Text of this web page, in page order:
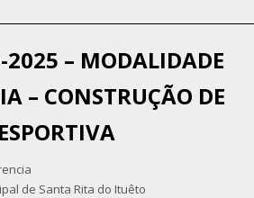
2025 – MODALIDADE
– CONSTRUÇÃO DE
de Santa Rita do Ituêto